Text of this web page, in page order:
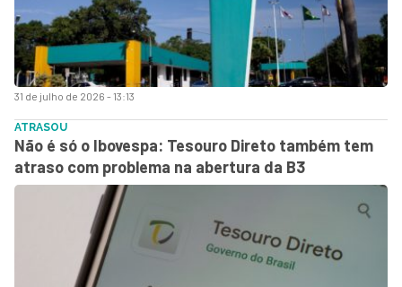
31 de julho de 2026 - 13:13
ATRASOU
Não é só o Ibovespa: Tesouro Direto também tem
atraso com problema na abertura da B3